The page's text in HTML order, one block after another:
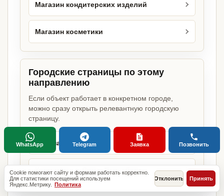
Магазин кондитерских изделий
Магазин косметики
Городские страницы по этому
направлению
Если объект работает в конкретном городе,
можно сразу открыть релевантную городскую
страницу.
Кулинария в Москве
Кулинария в Санкт-Петербурге
Cookie помогают сайту и формам работать корректно.
Для статистики посещений используем
Яндекс.Метрику. Политика
Отклонить Принять
WhatsApp Telegram Заявка Позвонить